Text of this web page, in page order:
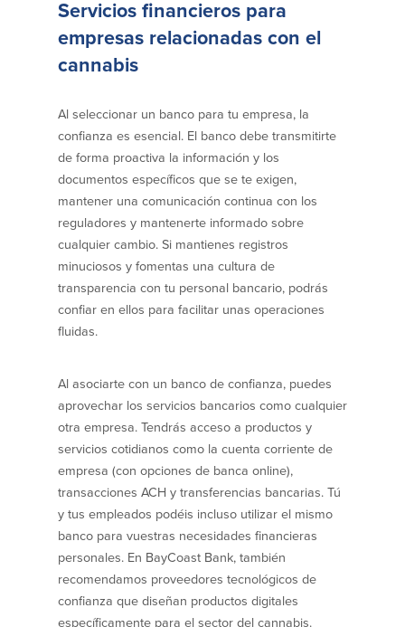
Declaración de exoneración
Seguro de Depósitos de FDIC y DIF
Seguridad
Seguridad
Programa de concientización del
cliente sobre la seguridad hogareña
Recursos
Comunitaria
Comunitaria
Ley de reinversión comunitaria Get on the Bus
Donaciones y
patrocinios
Pautas para dar
Preguntas frecuentes
Servicios financieros para
empresas relacionadas con el
cannabis
Al seleccionar un banco para tu empresa, la
confianza es esencial. El banco debe transmitirte
de forma proactiva la información y los
documentos específicos que se te exigen,
mantener una comunicación continua con los
reguladores y mantenerte informado sobre
cualquier cambio. Si mantienes registros
minuciosos y fomentas una cultura de
transparencia con tu personal bancario, podrás
confiar en ellos para facilitar unas operaciones
fluidas.
Al asociarte con un banco de confianza, puedes
aprovechar los servicios bancarios como cualquier
otra empresa. Tendrás acceso a productos y
servicios cotidianos como la cuenta corriente de
empresa (con opciones de banca online),
transacciones ACH y transferencias bancarias. Tú
y tus empleados podéis incluso utilizar el mismo
banco para vuestras necesidades financieras
personales. En BayCoast Bank, también
recomendamos proveedores tecnológicos de
confianza que diseñan productos digitales
específicamente para el sector del cannabis.